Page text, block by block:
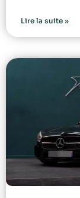
Lire la suite »